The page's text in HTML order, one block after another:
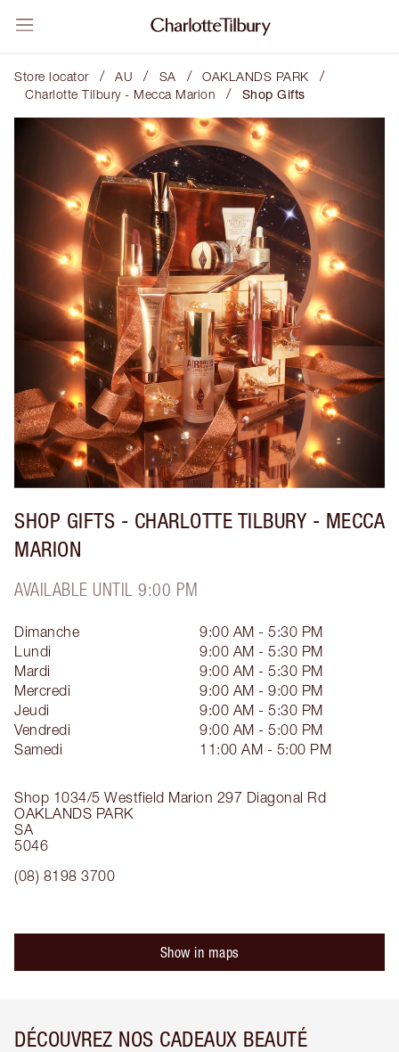
Store locator / AU / SA / OAKLANDS PARK /
Charlotte Tilbury - Mecca Marion / Shop Gifts
SHOP GIFTS - CHARLOTTE TILBURY - MECCA
MARION
AVAILABLE UNTIL 9:00 PM
Shop 1034/5 Westfield Marion 297 Diagonal Rd
OAKLANDS PARK
SA
5046
(08) 8198 3700
Dimanche
9:00 AM - 5:30 PM
Lundi
9:00 AM - 5:30 PM
Mardi
9:00 AM - 5:30 PM
Mercredi
9:00 AM - 9:00 PM
Jeudi
9:00 AM - 5:30 PM
Vendredi
9:00 AM - 5:00 PM
Samedi
11:00 AM - 5:00 PM
Show in maps
DÉCOUVREZ NOS CADEAUX BEAUTÉ